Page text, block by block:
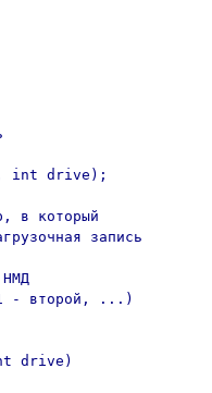
int drive);
в который
запись
- второй, ...)
drive)